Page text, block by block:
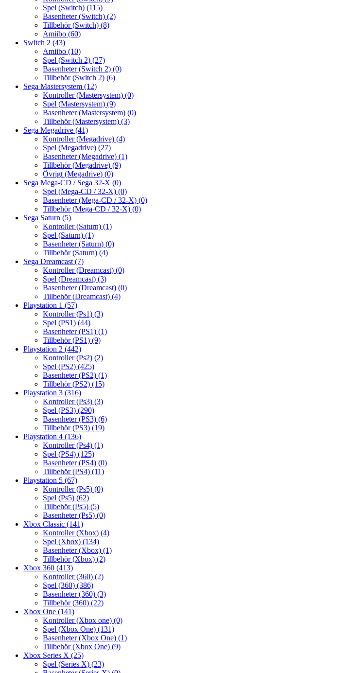
Spel (Switch) (115)
Basenheter (Switch) (2)
Tillbehör (Switch) (8)
Amiibo (60)
Switch 2 (43)
Amiibo (10)
Spel (Switch 2) (27)
Basenheter (Switch 2) (0)
Tillbehör (Switch 2) (6)
Sega Mastersystem (12)
Kontroller (Mastersystem) (0)
Spel (Mastersystem) (9)
Basenheter (Mastersystem) (0)
Tillbehör (Mastersystem) (3)
Sega Megadrive (41)
Kontroller (Megadrive) (4)
Spel (Megadrive) (27)
Basenheter (Megadrive) (1)
Tillbehör (Megadrive) (9)
Övrigt (Megadrive) (0)
Sega Mega-CD / Sega 32-X (0)
Spel (Mega-CD / 32-X) (0)
Basenheter (Mega-CD / 32-X) (0)
Tillbehör (Mega-CD / 32-X) (0)
Sega Saturn (5)
Kontroller (Saturn) (1)
Spel (Saturn) (1)
Basenheter (Saturn) (0)
Tillbehör (Saturn) (4)
Sega Dreamcast (7)
Kontroller (Dreamcast) (0)
Spel (Dreamcast) (3)
Basenheter (Dreamcast) (0)
Tillbehör (Dreamcast) (4)
Playstation 1 (57)
Kontroller (Ps1) (3)
Spel (PS1) (44)
Basenheter (PS1) (1)
Tillbehör (PS1) (9)
Playstation 2 (442)
Kontroller (Ps2) (2)
Spel (PS2) (425)
Basenheter (PS2) (1)
Tillbehör (PS2) (15)
Playstation 3 (316)
Kontroller (Ps3) (3)
Spel (PS3) (290)
Basenheter (PS3) (6)
Tillbehör (PS3) (19)
Playstation 4 (136)
Kontroller (Ps4) (1)
Spel (PS4) (125)
Basenheter (PS4) (0)
Tillbehör (PS4) (11)
Playstation 5 (67)
Kontroller (Ps5) (0)
Spel (Ps5) (62)
Tillbehör (Ps5) (5)
Basenheter (Ps5) (0)
Xbox Classic (141)
Kontroller (Xbox) (4)
Spel (Xbox) (134)
Basenheter (Xbox) (1)
Tillbehör (Xbox) (2)
Xbox 360 (413)
Kontroller (360) (2)
Spel (360) (386)
Basenheter (360) (3)
Tillbehör (360) (22)
Xbox One (141)
Kontroller (Xbox one) (0)
Spel (Xbox One) (131)
Basenheter (Xbox One) (1)
Tillbehör (Xbox One) (9)
Xbox Series X (25)
Spel (Series X) (23)